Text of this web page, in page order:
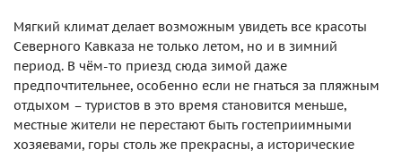
Мягкий климат делает возможным увидеть все красоты
Северного Кавказа не только летом, но и в зимний
период. В чём-то приезд сюда зимой даже
предпочтительнее, особенно если не гнаться за пляжным
отдыхом – туристов в это время становится меньше,
местные жители не перестают быть гостеприимными
хозяевами, горы столь же прекрасны, а исторические